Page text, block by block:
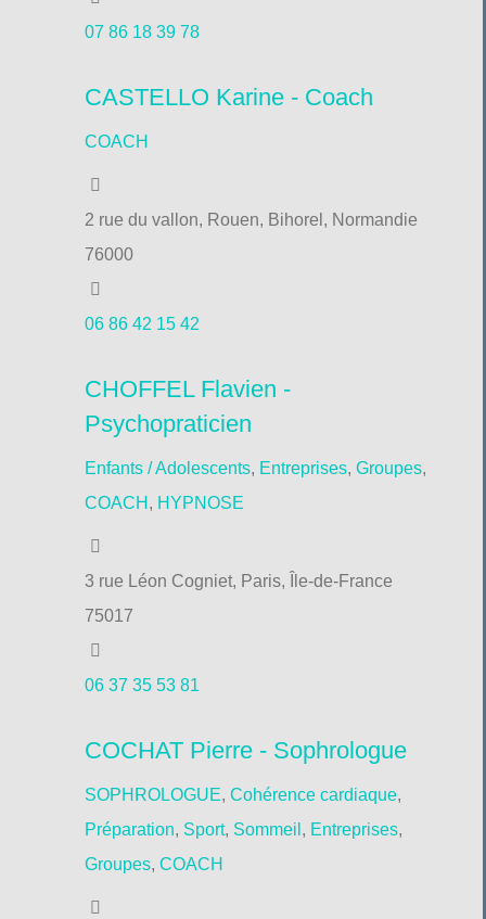
07 86 18 39 78
CASTELLO Karine - Coach
COACH
2 rue du vallon, Rouen, Bihorel, Normandie
76000
06 86 42 15 42
CHOFFEL Flavien -
Psychopraticien
Enfants / Adolescents, Entreprises, Groupes,
COACH, HYPNOSE
3 rue Léon Cogniet, Paris, Île-de-France
75017
06 37 35 53 81
COCHAT Pierre - Sophrologue
SOPHROLOGUE, Cohérence cardiaque,
Préparation, Sport, Sommeil, Entreprises,
Groupes, COACH